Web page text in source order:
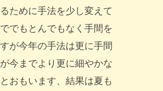
ために手法を少し変えて
でもとんでもなく手間を
が今年の手法は更に手間
今までより更に細やかな
おもいます、結果は夏も